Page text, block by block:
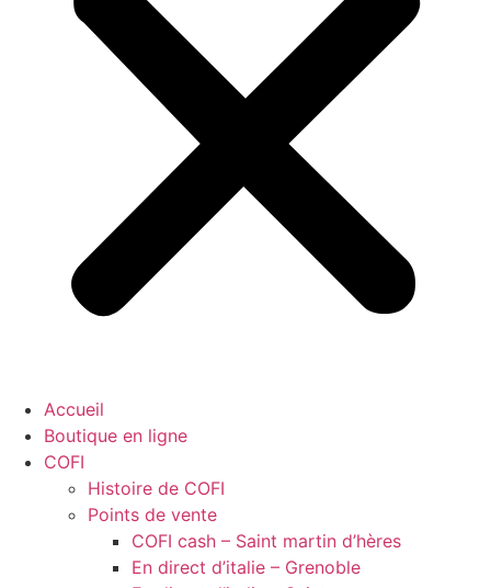
Accueil
Boutique en ligne
COFI
Histoire de COFI
Points de vente
COFI cash – Saint martin d’hères
En direct d’italie – Grenoble